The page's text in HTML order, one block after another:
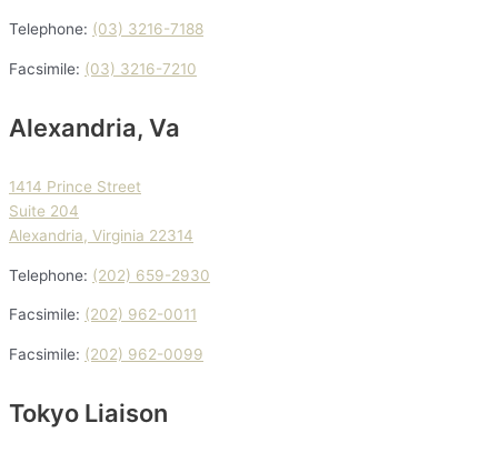
Telephone: (03) 3216-7188
Facsimile: (03) 3216-7210
Alexandria, Va
1414 Prince Street
Suite 204
Alexandria, Virginia 22314
Telephone: (202) 659-2930
Facsimile: (202) 962-0011
Facsimile: (202) 962-0099
Tokyo Liaison